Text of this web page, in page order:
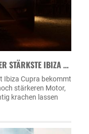
STÄRKSTE IBIZA …
Ibiza Cupra bekommt
stärkeren Motor,
krachen lassen